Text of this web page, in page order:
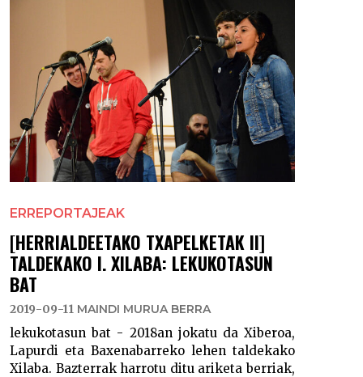
ERREPORTAJEAK
[HERRIALDEETAKO TXAPELKETAK II]
TALDEKAKO I. XILABA: LEKUKOTASUN
BAT
2019-09-11 MAINDI MURUA BERRA
lekukotasun bat - 2018an jokatu da Xiberoa,
Lapurdi eta Baxenabarreko lehen taldekako
Xilaba. Bazterrak harrotu ditu ariketa berriak,